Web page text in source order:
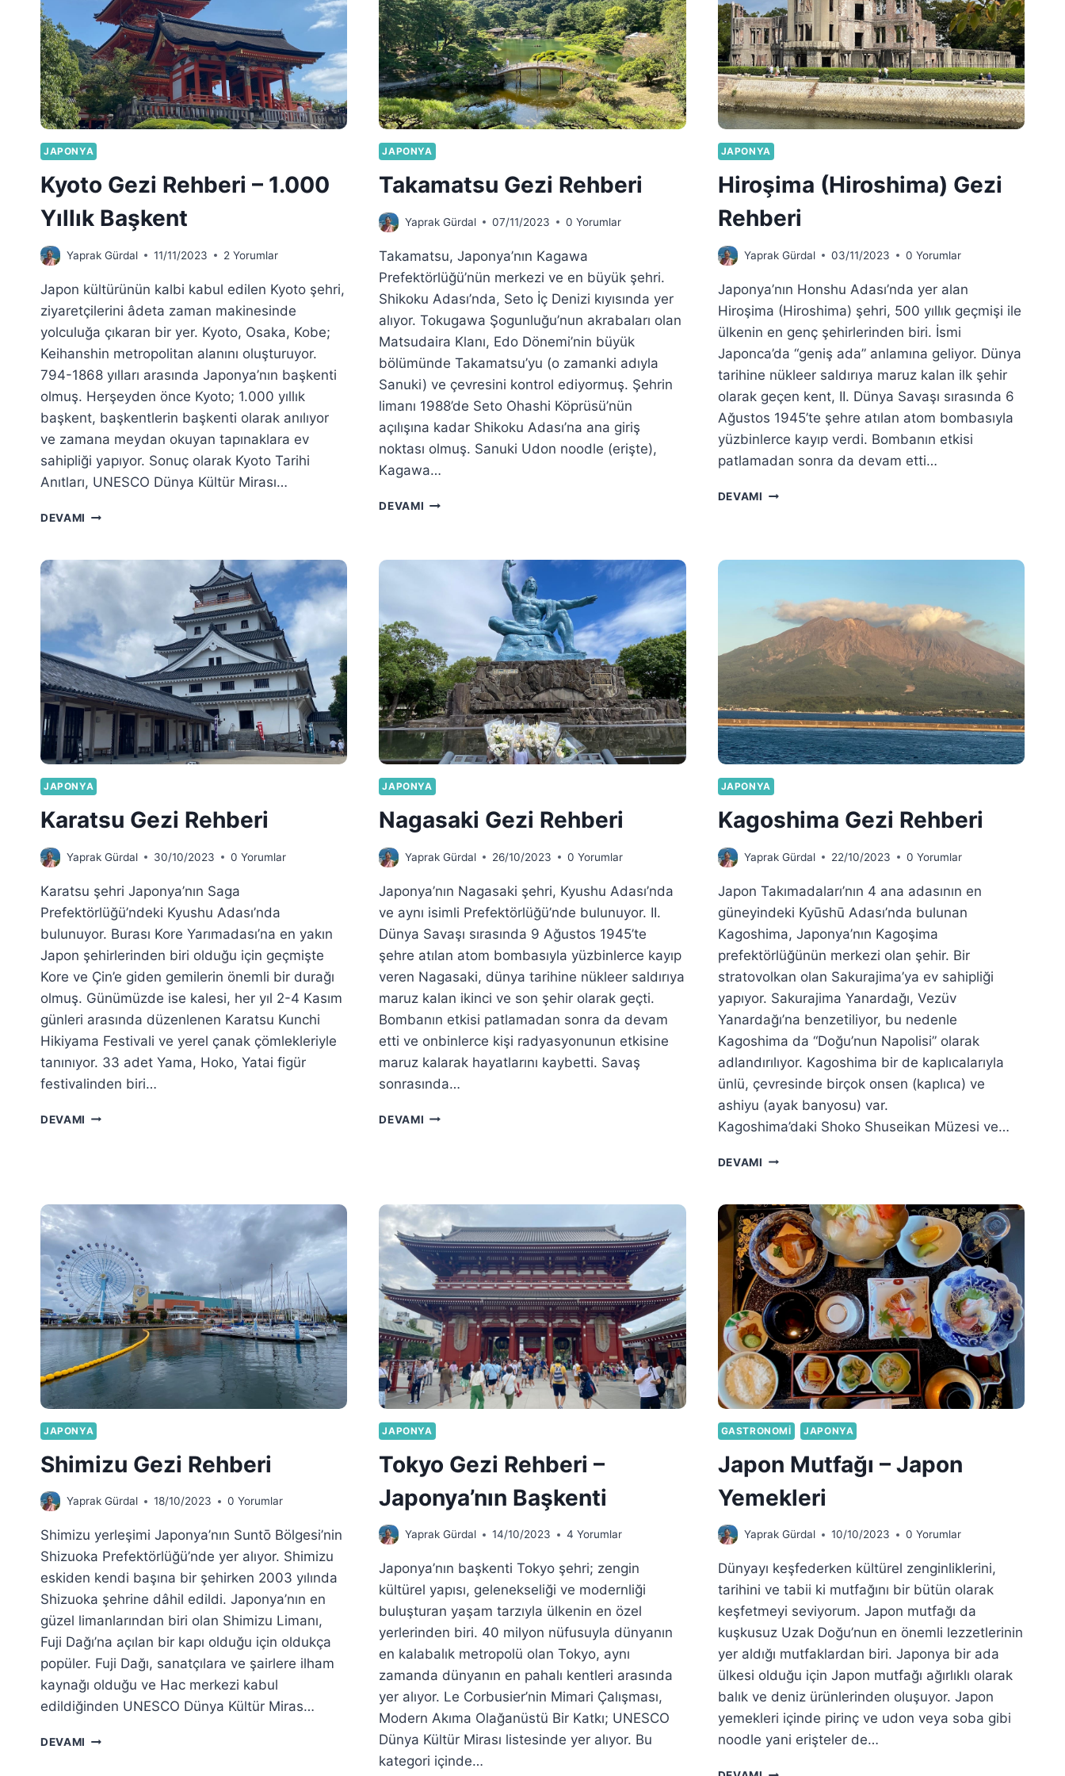
JAPONYA
Kyoto Gezi Rehberi – 1.000
Yıllık Başkent
Yaprak Gürdal 11/11/2023 2 Yorumlar
Japon kültürünün kalbi kabul edilen Kyoto şehri,
ziyaretçilerini âdeta zaman makinesinde
yolculuğa çıkaran bir yer. Kyoto, Osaka, Kobe;
Keihanshin metropolitan alanını oluşturuyor.
794-1868 yılları arasında Japonya’nın başkenti
olmuş. Herşeyden önce Kyoto; 1.000 yıllık
başkent, başkentlerin başkenti olarak anılıyor
ve zamana meydan okuyan tapınaklara ev
sahipliği yapıyor. Sonuç olarak Kyoto Tarihi
Anıtları, UNESCO Dünya Kültür Mirası…
DEVAMI KYOTO
–
BAŞKENT
JAPONYA
Takamatsu Gezi Rehberi
Yaprak Gürdal 07/11/2023 0 Yorumlar
Takamatsu, Japonya’nın Kagawa
Prefektörlüğü’nün merkezi ve en büyük şehri.
Shikoku Adası’nda, Seto İç Denizi kıyısında yer
alıyor. Tokugawa Şogunluğu’nun akrabaları olan
Matsudaira Klanı, Edo Dönemi’nin büyük
bölümünde Takamatsu’yu (o zamanki adıyla
Sanuki) ve çevresini kontrol ediyormuş. Şehrin
limanı 1988’de Seto Ohashi Köprüsü’nün
açılışına kadar Shikoku Adası’na ana giriş
noktası olmuş. Sanuki Udon noodle (erişte),
Kagawa…
DEVAMI TAKAMATSU
JAPONYA
Hiroşima (Hiroshima) Gezi
Rehberi
Yaprak Gürdal 03/11/2023 0 Yorumlar
Japonya’nın Honshu Adası’nda yer alan
Hiroşima (Hiroshima) şehri, 500 yıllık geçmişi ile
ülkenin en genç şehirlerinden biri. İsmi
Japonca’da “geniş ada” anlamına geliyor. Dünya
tarihine nükleer saldırıya maruz kalan ilk şehir
olarak geçen kent, II. Dünya Savaşı sırasında 6
Ağustos 1945’te şehre atılan atom bombasıyla
yüzbinlerce kayıp verdi. Bombanın etkisi
patlamadan sonra da devam etti…
DEVAMI HIROŞIMA
JAPONYA
Karatsu Gezi Rehberi
Yaprak Gürdal 30/10/2023 0 Yorumlar
Karatsu şehri Japonya’nın Saga
Prefektörlüğü’ndeki Kyushu Adası’nda
bulunuyor. Burası Kore Yarımadası’na en yakın
Japon şehirlerinden biri olduğu için geçmişte
Kore ve Çin’e giden gemilerin önemli bir durağı
olmuş. Günümüzde ise kalesi, her yıl 2-4 Kasım
günleri arasında düzenlenen Karatsu Kunchi
Hikiyama Festivali ve yerel çanak çömlekleriyle
tanınıyor. 33 adet Yama, Hoko, Yatai figür
festivalinden biri…
DEVAMI KARATSU
JAPONYA
Nagasaki Gezi Rehberi
Yaprak Gürdal 26/10/2023 0 Yorumlar
Japonya’nın Nagasaki şehri, Kyushu Adası’nda
ve aynı isimli Prefektörlüğü’nde bulunuyor. II.
Dünya Savaşı sırasında 9 Ağustos 1945’te
şehre atılan atom bombasıyla yüzbinlerce kayıp
veren Nagasaki, dünya tarihine nükleer saldırıya
maruz kalan ikinci ve son şehir olarak geçti.
Bombanın etkisi patlamadan sonra da devam
etti ve onbinlerce kişi radyasyonunun etkisine
maruz kalarak hayatlarını kaybetti. Savaş
sonrasında…
DEVAMI NAGASAKI
JAPONYA
Kagoshima Gezi Rehberi
Yaprak Gürdal 22/10/2023 0 Yorumlar
Japon Takımadaları’nın 4 ana adasının en
güneyindeki Kyūshū Adası’nda bulunan
Kagoshima, Japonya’nın Kagoşima
prefektörlüğünün merkezi olan şehir. Bir
stratovolkan olan Sakurajima’ya ev sahipliği
yapıyor. Sakurajima Yanardağı, Vezüv
Yanardağı’na benzetiliyor, bu nedenle
Kagoshima da “Doğu’nun Napolisi” olarak
adlandırılıyor. Kagoshima bir de kaplıcalarıyla
ünlü, çevresinde birçok onsen (kaplıca) ve
ashiyu (ayak banyosu) var.
Kagoshima’daki Shoko Shuseikan Müzesi ve…
DEVAMI KAGOSHIMA
JAPONYA
Shimizu Gezi Rehberi
Yaprak Gürdal 18/10/2023 0 Yorumlar
Shimizu yerleşimi Japonya’nın Suntō Bölgesi’nin
Shizuoka Prefektörlüğü’nde yer alıyor. Shimizu
eskiden kendi başına bir şehirken 2003 yılında
Shizuoka şehrine dâhil edildi. Japonya’nın en
güzel limanlarından biri olan Shimizu Limanı,
Fuji Dağı’na açılan bir kapı olduğu için oldukça
popüler. Fuji Dağı, sanatçılara ve şairlere ilham
kaynağı olduğu ve Hac merkezi kabul
edildiğinden UNESCO Dünya Kültür Miras…
DEVAMI SHIMIZU
JAPONYA
Tokyo Gezi Rehberi –
Japonya’nın Başkenti
Yaprak Gürdal 14/10/2023 4 Yorumlar
Japonya’nın başkenti Tokyo şehri; zengin
kültürel yapısı, gelenekseliği ve modernliği
buluşturan yaşam tarzıyla ülkenin en özel
yerlerinden biri. 40 milyon nüfusuyla dünyanın
en kalabalık metropolü olan Tokyo, aynı
zamanda dünyanın en pahalı kentleri arasında
yer alıyor. Le Corbusier’nin Mimari Çalışması,
Modern Akıma Olağanüstü Bir Katkı; UNESCO
Dünya Kültür Mirası listesinde yer alıyor. Bu
kategori içinde…
GASTRONOMI JAPONYA
Japon Mutfağı – Japon
Yemekleri
Yaprak Gürdal 10/10/2023 0 Yorumlar
Dünyayı keşfederken kültürel zenginliklerini,
tarihini ve tabii ki mutfağını bir bütün olarak
keşfetmeyi seviyorum. Japon mutfağı da
kuşkusuz Uzak Doğu’nun en önemli lezzetlerinin
yer aldığı mutfaklardan biri. Japonya bir ada
ülkesi olduğu için Japon mutfağı ağırlıklı olarak
balık ve deniz ürünlerinden oluşuyor. Japon
yemekleri içinde pirinç ve udon veya soba gibi
noodle yani erişteler de…
JAPON